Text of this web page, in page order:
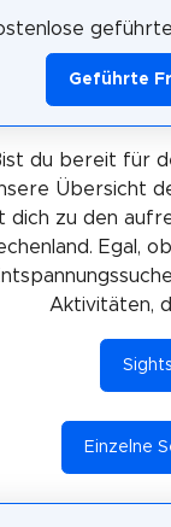
Geführte
du bereit für
Übersicht
dich zu den
Egal,
Aktivitäten,
Einzelne